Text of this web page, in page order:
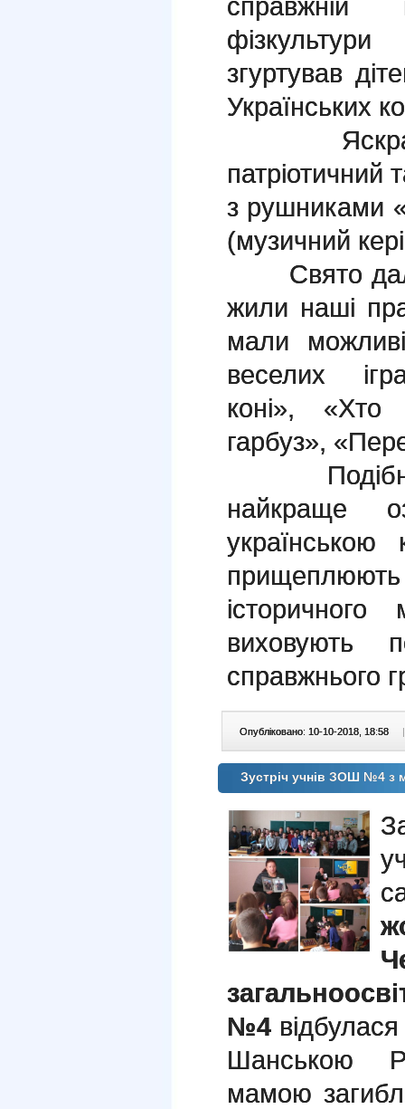
згуртував
Українських
патріотичний
з
(музичний
Свято дало
жили наші
мали
веселих
коні», «Хто
гарбуз»,
Подібні
найкраще
українською
виховують
справжнього
Опубліковано: 10-10-2018, 18:58 |
Зустріч учнів ЗОШ №4 з
№4 відбулася
Шанською
мамою